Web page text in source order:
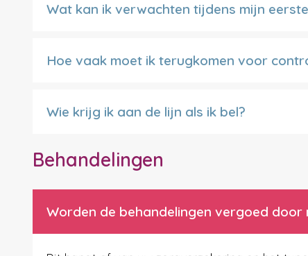
Wat kan ik verwachten tijdens mijn
Hoe vaak moet ik terugkomen voor
Wie krijg ik aan de lijn als ik bel?
Behandelingen
Worden de behandelingen vergoed door